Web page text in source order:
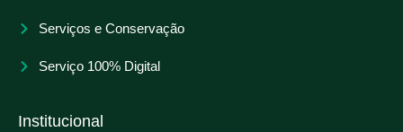
Serviços e Conservação
Serviço 100% Digital
Institucional